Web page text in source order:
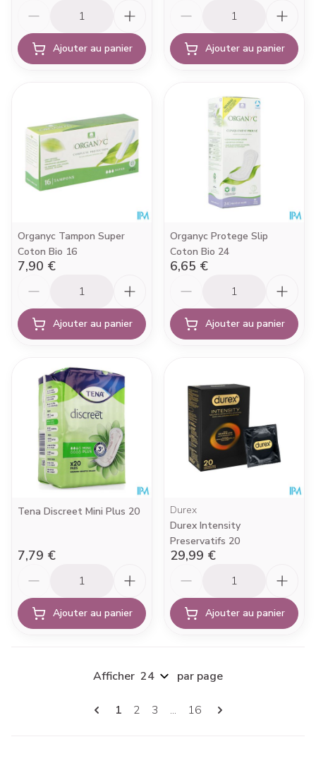
Ajouter au panier Ajouter au panier
Organyc Tampon Super
Coton Bio 16
7,90 €
Ajouter au panier
Organyc Protege Slip
Coton Bio 24
6,65 €
Ajouter au panier
Tena Discreet Mini Plus 20
7,79 €
Ajouter au panier
Durex
Durex Intensity
Preservatifs 20
29,99 €
Ajouter au panier
Pages
Vous lisez actuellement la page
1 Page
2 Page
3 ... Page
16
Afficher par page